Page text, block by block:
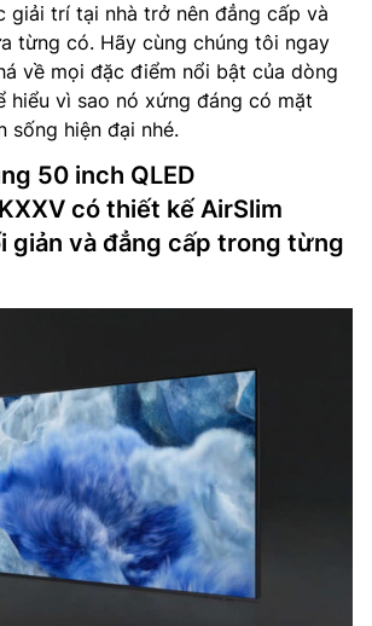
giải trí tại nhà trở nên đẳng cấp và
từng có. Hãy cùng chúng tôi ngay
về mọi đặc điểm nổi bật của dòng
hiểu vì sao nó xứng đáng có mặt
sống hiện đại nhé.
50 inch QLED
có thiết kế AirSlim
giản và đẳng cấp trong từng